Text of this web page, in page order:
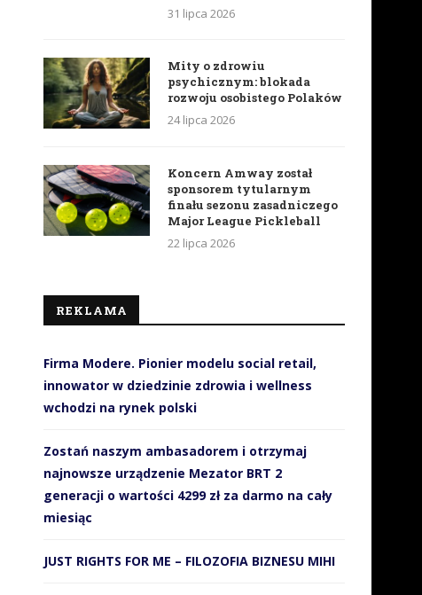
31 lipca 2026
Mity o zdrowiu
psychicznym: blokada
rozwoju osobistego Polaków
24 lipca 2026
Koncern Amway został
sponsorem tytularnym
finału sezonu zasadniczego
Major League Pickleball
22 lipca 2026
REKLAMA
Firma Modere. Pionier modelu social retail,
innowator w dziedzinie zdrowia i wellness
wchodzi na rynek polski
Zostań naszym ambasadorem i otrzymaj
najnowsze urządzenie Mezator BRT 2
generacji o wartości 4299 zł za darmo na cały
miesiąc
JUST RIGHTS FOR ME – FILOZOFIA BIZNESU MIHI